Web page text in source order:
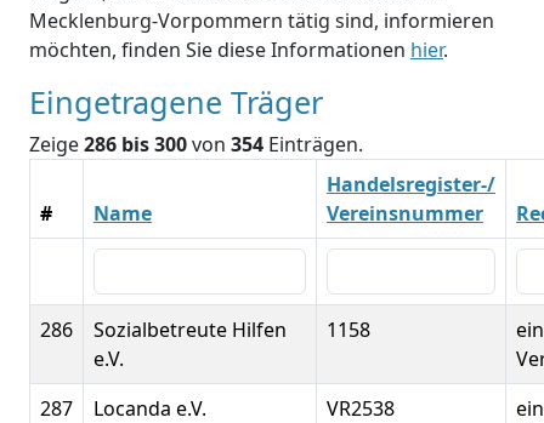
Mecklenburg-Vorpommern tätig sind, informieren
möchten, finden Sie diese Informationen hier.
Eingetragene Träger
Zeige286 bis 300von 354 Einträgen.
# Name
Handelsregister-/
Vereinsnummer
286
Sozialbetreute Hilfen
e.V.
1158
287
Locanda e.V. VR2538